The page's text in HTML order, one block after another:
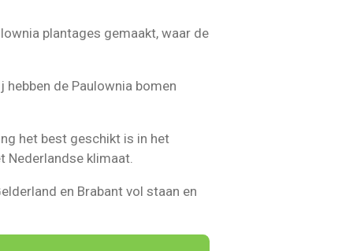
plantages gemaakt, waar de
de Paulownia bomen
het best geschikt is in het
Nederlandse klimaat.
en Brabant vol staan en